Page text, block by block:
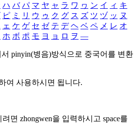
ハ バ パ マ ヤ ャ ラ ワ ヮ ン イ ィ キ
ピ ミ リ ウ ゥ ク グ ス ズ ツ ヅ ッ ヌ
ェ ケ ゲ セ ゼ テ デ ヘ ベ ペ メ レ オ
ホ ボ ポ モ ヨ ョ ロ ヲ ―
pinyin(병음)방식으로 중국어를 변환
여 사용하시면 됩니다.
려면 zhongwen을 입력하시고 space를